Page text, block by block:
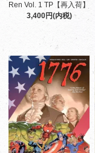
Ren Vol. 1 TP【再入荷】
3,400円(内税)